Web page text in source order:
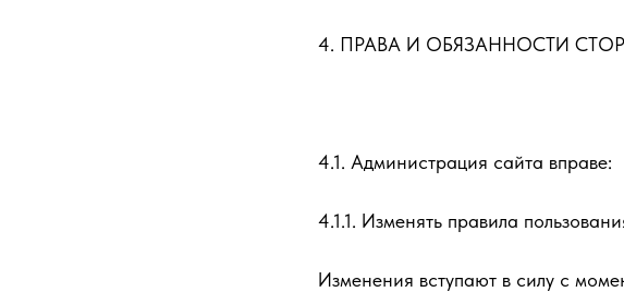
4. ПРАВА И ОБЯЗАННОСТИ
4.1. Администрация сайта вправе:
4.1.1. Изменять правила
Изменения вступают в силу с